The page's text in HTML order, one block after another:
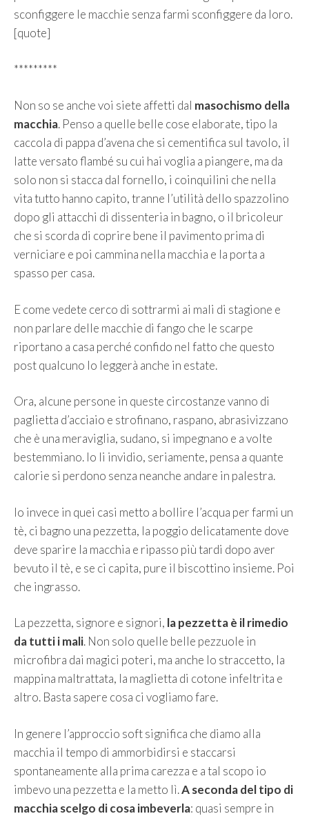
sconfiggere le macchie senza farmi sconfiggere da loro.
[quote]
*********
Non so se anche voi siete affetti dal masochismo della
macchia. Penso a quelle belle cose elaborate, tipo la
caccola di pappa d’avena che si cementifica sul tavolo, il
latte versato flambé su cui hai voglia a piangere, ma da
solo non si stacca dal fornello, i coinquilini che nella
vita tutto hanno capito, tranne l’utilità dello spazzolino
dopo gli attacchi di dissenteria in bagno, o il bricoleur
che si scorda di coprire bene il pavimento prima di
verniciare e poi cammina nella macchia e la porta a
spasso per casa.
E come vedete cerco di sottrarmi ai mali di stagione e
non parlare delle macchie di fango che le scarpe
riportano a casa perché confido nel fatto che questo
post qualcuno lo leggerà anche in estate.
Ora, alcune persone in queste circostanze vanno di
paglietta d’acciaio e strofinano, raspano, abrasivizzano
che è una meraviglia, sudano, si impegnano e a volte
bestemmiano. Io li invidio, seriamente, pensa a quante
calorie si perdono senza neanche andare in palestra.
Io invece in quei casi metto a bollire l’acqua per farmi un
tè, ci bagno una pezzetta, la poggio delicatamente dove
deve sparire la macchia e ripasso più tardi dopo aver
bevuto il tè, e se ci capita, pure il biscottino insieme. Poi
che ingrasso.
La pezzetta, signore e signori, la pezzetta è il rimedio
da tutti i mali. Non solo quelle belle pezzuole in
microfibra dai magici poteri, ma anche lo straccetto, la
mappina maltrattata, la maglietta di cotone infeltrita e
altro. Basta sapere cosa ci vogliamo fare.
In genere l’approccio soft significa che diamo alla
macchia il tempo di ammorbidirsi e staccarsi
spontaneamente alla prima carezza e a tal scopo io
imbevo una pezzetta e la metto lì.A seconda del tipo di
macchia scelgo di cosa imbeverla: quasi sempre in